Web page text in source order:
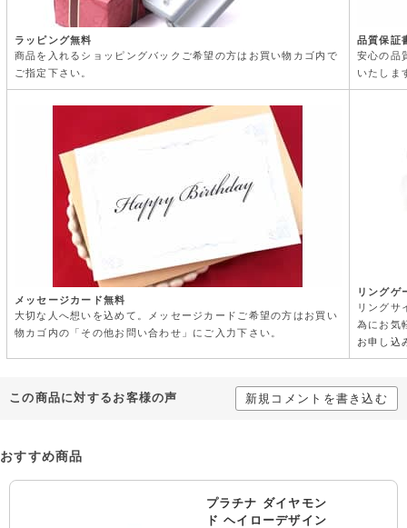
ラッピング無料
商品を入れるショッピングバックご希望の方はお買い物カゴ内で
ご指定下さい。
品質保証
安心の品
いたしま
メッセージカード無料
大切な人へ想いを込めて。メッセージカードご希望の方はお買い
物カゴ内の「その他お問い合わせ」にご入力下さい。
リングゲ
リングサ
為にお気
お申し込
この商品に対するお客様の声 新規コメントを書き込む
おすすめ商品
プラチナ ダイヤモン
ド ヘイローデザイン